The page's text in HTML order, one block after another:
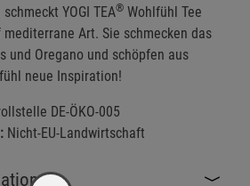
YOGI TEA® Wohlfühl Tee
Art. Sie schmecken das
und Oregano und schöpfen aus
neue Inspiration!
DE-ÖKO-005
Nicht-EU-Landwirtschaft